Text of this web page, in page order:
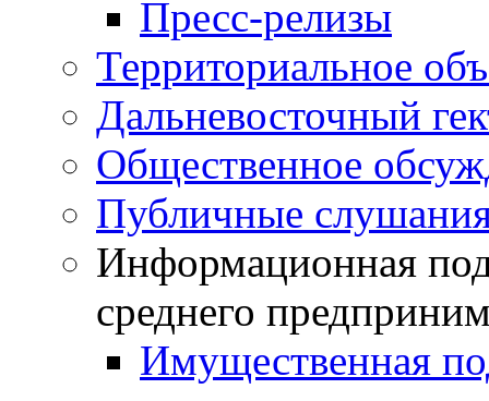
Пресс-релизы
Территориальное
Дальневосточный
Общественное
Публичные
Информационная
среднего
Имущественная